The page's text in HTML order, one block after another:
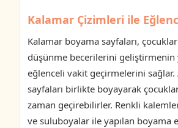
Kalamar Çizimleri ile
Kalamar boyama sayfaları,
düşünme becerilerini geliştirmenin
eğlenceli vakit geçirmelerini sağlar.
sayfaları birlikte boyayarak
zaman geçirebilirler. Renkli
ve suluboyalar ile yapılan boyama